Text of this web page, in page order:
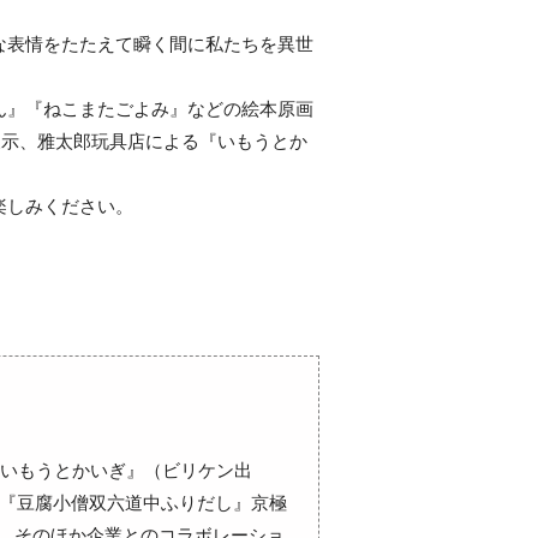
情をたたえて瞬く間に私たちを異世
『ねこまたごよみ』などの絵本原画
、雅太郎玩具店による『いもうとか
みください。
もうとかいぎ』（ビリケン出
豆腐小僧双六道中ふりだし』京極